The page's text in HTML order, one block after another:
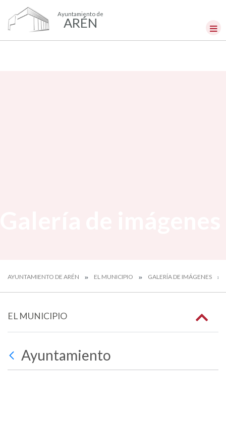
Ayuntamiento de
ARÉN
AYUNTAMIENTO DE ARÉN EL MUNICIPIO GALERÍA DE IMÁGENES
EL MUNICIPIO
Ayuntamiento